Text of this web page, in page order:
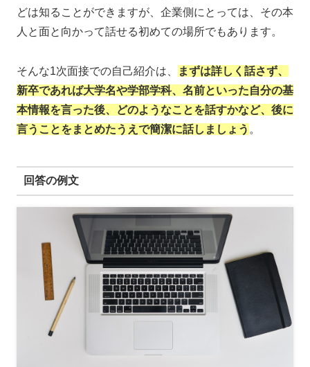
どは知ることができますが、企業側にとっては、その本
人と面と向かって話せる初めての場所でもあります。
そんな1次面接での自己紹介は、
まずは詳しく話さず、
新卒であれば大学名や学部学科、名前といった自分の基
本情報を言った後、どのようなことを話すかなど、後に
言うことをまとめたうえで簡潔に話しましょう 。
回答の例文